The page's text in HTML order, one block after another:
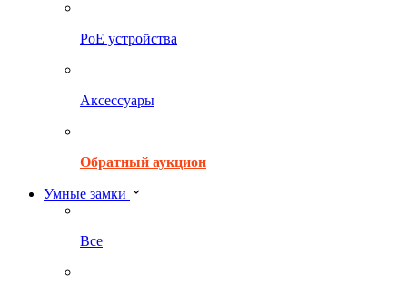
PoE устройства
Аксессуары
Обратный аукцион
Умные замки
Все